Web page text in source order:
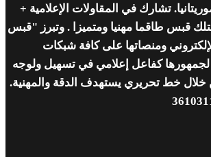
تشارك في المقاولات الإعلامية +
قبس طاقما مهنيا ومتميزا . وتبرز "قبس
ومنصاتها على كافة شبكات
لجمهورها كفاعل إعلامي في تسهيل ولوجه
خلال خط تحريري يستهدف الدقة والمهنية.